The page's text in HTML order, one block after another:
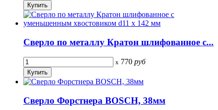
Сверло по металлу Кратон шлифованное с...
x 770 руб
Сверло Форстнера BOSCH, 38мм